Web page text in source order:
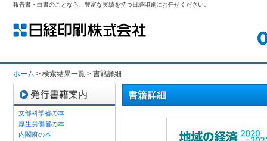
報告書・白書のことなら、豊富な実績を持つ日経印刷にお任せください。
ホーム > 検索結果一覧 > 書籍詳細
文部科学省の本
厚生労働省の本
内閣府の本